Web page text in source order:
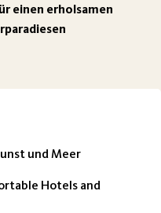
einen erholsamen
und Meer
Hotels and